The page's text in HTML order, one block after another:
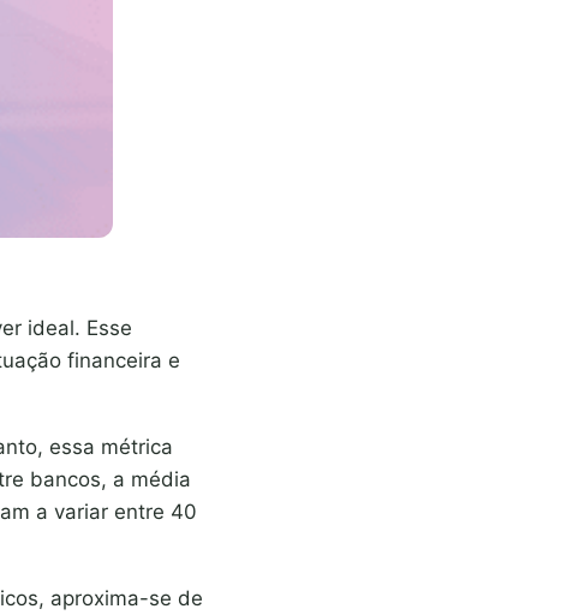
ideal. Esse
financeira e
essa métrica
bancos, a média
a variar entre 40
aproxima-se de